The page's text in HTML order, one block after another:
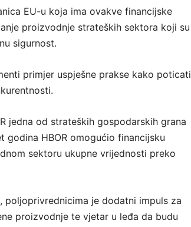
EU-u koja ima ovakve financijske
proizvodnje strateških sektora koji su
sigurnost.
primjer uspješne prakse kako poticati
jedna od strateških gospodarskih grana
HBOR omogućio financijsku
sektoru ukupne vrijednosti preko
poljoprivrednicima je dodatni impuls za
proizvodnje te vjetar u leđa da budu